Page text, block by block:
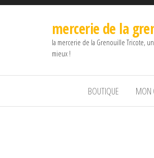
mercerie de la
la mercerie de la Grenouille Tricote,
mieux !
BOUTIQUE MON